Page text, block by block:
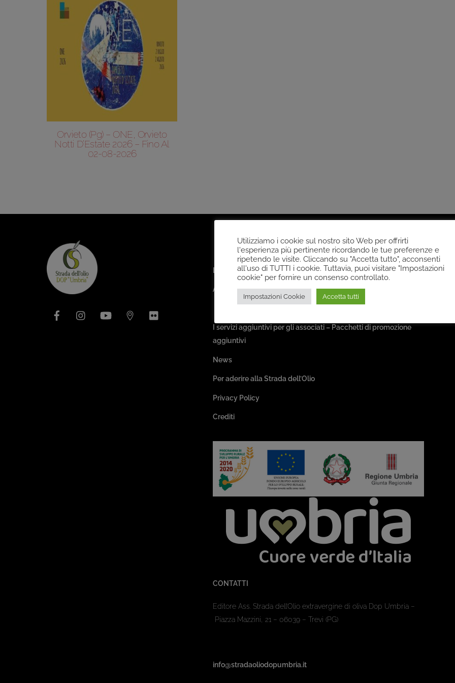
Orvieto (Pg) – ONE, Orvieto
Notti D’Estate 2026 – Fino Al
02-08-2026
YouTube
Area Associativa
L’associazione
Archivi
I servizi aggiuntivi per gli associati – Pacchetti di promozione
aggiuntivi
News
Per aderire alla Strada dell’Olio
Privacy Policy
Crediti
CONTATTI
Editore Ass. Strada dell’Olio extravergine di oliva Dop Umbria –
Piazza Mazzini, 21 – 06039 – Trevi (PG)
info@stradaoliodopumbria.it
Utilizziamo i cookie sul nostro sito Web per offrirti
l'esperienza più pertinente ricordando le tue preferenze e
ripetendo le visite. Cliccando su "Accetta tutto", acconsenti
all'uso di TUTTI i cookie. Tuttavia, puoi visitare "Impostazioni
cookie" per fornire un consenso controllato.
Impostazioni Cookie Accetta tutti